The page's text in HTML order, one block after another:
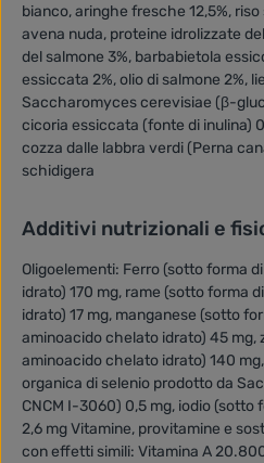
bianco, aringhe fresche 12,5%,
avena nuda, proteine idrolizzate
del salmone 3%, barbabietola
essiccata 2%, olio di salmone 2%,
Saccharomyces cerevisiae (β-
cicoria essiccata (fonte di inulina)
cozza dalle labbra verdi (Perna
schidigera
Additivi nutrizionali e
Oligoelementi: Ferro (sotto forma
idrato) 170 mg, rame (sotto forma
idrato) 17 mg, manganese (sotto
aminoacido chelato idrato) 45 mg,
aminoacido chelato idrato) 140
organica di selenio prodotto da
CNCM I-3060) 0,5 mg, iodio (sotto
2,6 mg Vitamine, provitamine e
con effetti simili: Vitamina A